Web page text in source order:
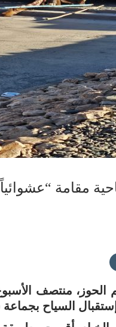
مقامة
الحوز، منتصف
السياح